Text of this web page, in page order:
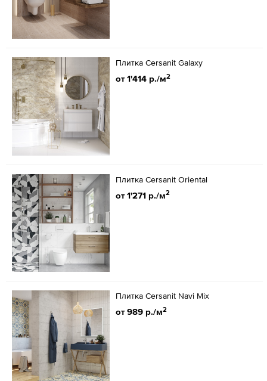
Плитка Cersanit Galaxy
от 1'414 р./м2
Плитка Cersanit Oriental
от 1'271 р./м2
Плитка Cersanit Navi Mix
от 989 р./м2